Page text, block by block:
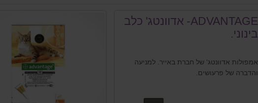
ADVANTAGE- אדוונטג' כלב
בינוני.
אמפולות אדוונטג' של חברת באייר. למניעה
והדברה של פרעושים.